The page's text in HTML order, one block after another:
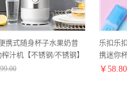
携式随身杯子水果奶昔
汁机【不锈钢/不锈钢】
乐扣乐
携迷你
￥ 58.80